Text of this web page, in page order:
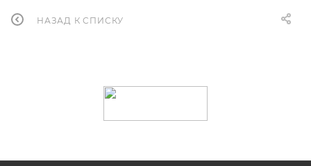
НАЗАД К СПИСКУ